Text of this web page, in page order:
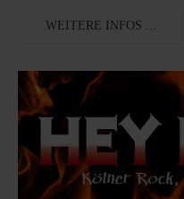
WEITERE INFOS ...